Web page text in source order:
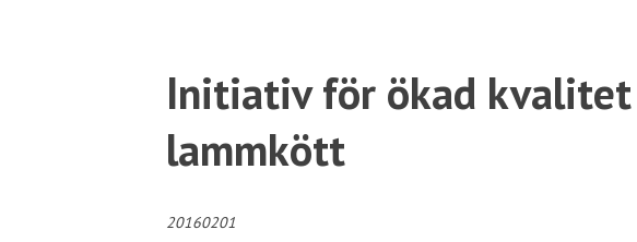
Initiativ för ökad kvalitet
lammkött
20160201